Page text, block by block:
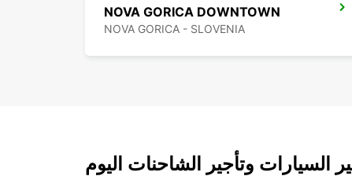
NOVA GORICA DOWNTOWN
NOVA GORICA - SLOVENIA
السيارات وتأجير الشاحنات اليوم